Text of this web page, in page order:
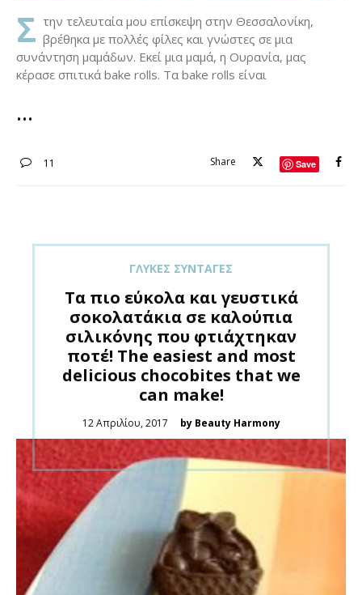
Σ την τελευταία μου επίσκεψη στην Θεσσαλονίκη,
βρέθηκα με πολλές φίλες και γνώστες σε μια
συνάντηση μαμάδων. Εκεί μια μαμά, η Ουρανία, μας
κέρασε σπιτικά bake rolls. Τα bake rolls είναι
11 Share Save
ΓΛΥΚΈΣ ΣΥΝΤΑΓΈΣ
Τα πιο εύκολα και γευστικά
σοκολατάκια σε καλούπια
σιλικόνης που φτιάχτηκαν
ποτέ! Τhe easiest and most
delicious chocobites that we
can make!
Posted
12 Απριλίου, 2017 by Beauty Harmony